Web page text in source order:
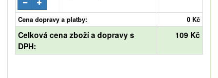
Cena dopravy a platby: 0 Kč
Celková cena zboží a dopravy s
DPH:
109 Kč